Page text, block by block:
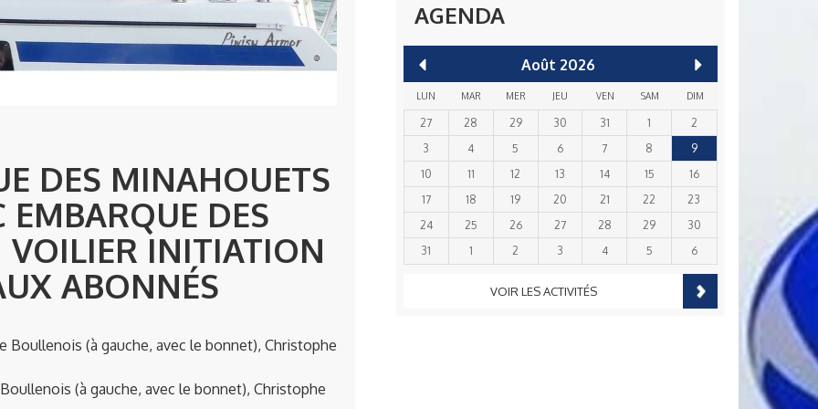
DES MINAHOUETS
DES
VOILIER INITIATION
ABONNÉS
(à gauche, avec le bonnet), Christophe
AGENDA
Août 2026
LUN MAR MER JEU VEN SAM DIM
27 28 29 30 31 1
2
3
4 5 6 7 8
9
10
11 12 13 14 15
16
17
18 19 20 21 22
23
24
25 26 27 28 29
30
31
1 2 3 4 5 6
VOIR LES ACTIVITÉS